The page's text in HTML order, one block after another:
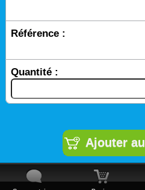
Référence :
Quantité :